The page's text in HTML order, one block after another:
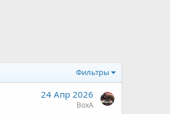
Фильтры
24 Апр 2026
ВохА